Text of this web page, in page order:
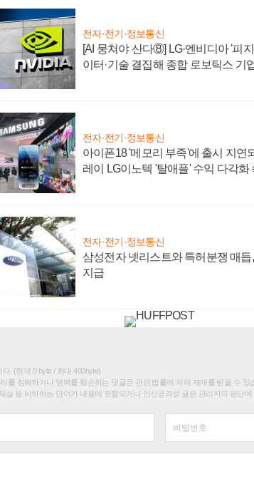
전자·전기·정보통신
[AI 뭉쳐야 산다⑧] LG·엔비디아 '피
이터·기술 결집해 종합 로보틱스 기
전자·전기·정보통신
아이폰18 '메모리 부족'에 출시 지연
레이 LG이노텍 '탈애플' 수익 다각화
전자·전기·정보통신
삼성전자 넷리스트와 특허분쟁 매듭
지급
. (현재 0 byte / 최대 400byte)
를 침해하거나 명예를 훼손하는 댓글은 관련 법률에 의해 제재를 받을 수 있
설 등 비하하는 단어가 내용에 포함되거나 인신공격성 글은 관리자의 판단에